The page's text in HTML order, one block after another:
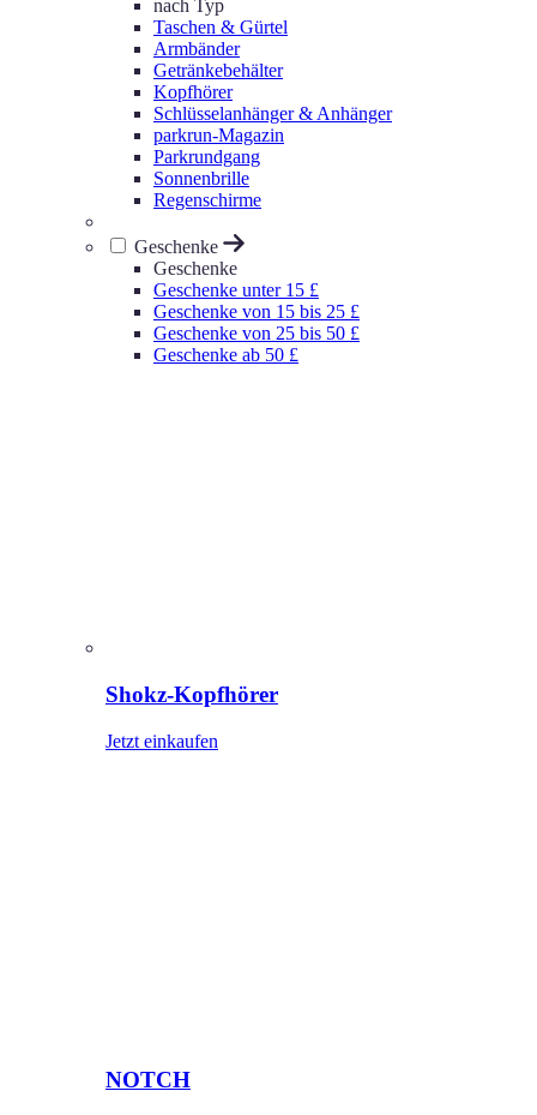
nach Typ
Taschen & Gürtel
Armbänder
Getränkebehälter
Kopfhörer
Schlüsselanhänger & Anhänger
parkrun-Magazin
Parkrundgang
Sonnenbrille
Regenschirme
Geschenke
Geschenke
Geschenke unter 15 £
Geschenke von 15 bis 25 £
Geschenke von 25 bis 50 £
Geschenke ab 50 £
Shokz-Kopfhörer
Jetzt einkaufen
NOTCH